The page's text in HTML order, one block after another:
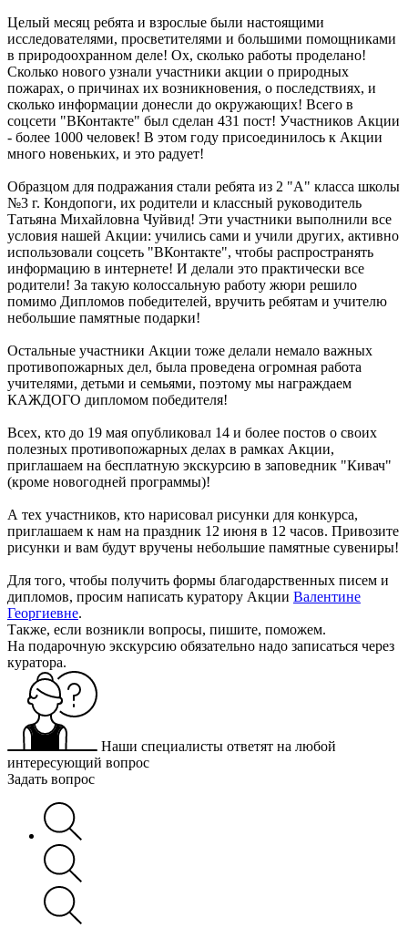
Целый месяц ребята и взрослые были настоящими
исследователями, просветителями и большими помощниками
в природоохранном деле! Ох, сколько работы проделано!
Сколько нового узнали участники акции о природных
пожарах, о причинах их возникновения, о последствиях, и
сколько информации донесли до окружающих! Всего в
соцсети "ВКонтакте" был сделан 431 пост! Участников Акции
- более 1000 человек! В этом году присоединилось к Акции
много новеньких, и это радует!
Образцом для подражания стали ребята из 2 "А" класса школы
№3 г. Кондопоги, их родители и классный руководитель
Татьяна Михайловна Чуйвид! Эти участники выполнили все
условия нашей Акции: учились сами и учили других, активно
использовали соцсеть "ВКонтакте", чтобы распространять
информацию в интернете! И делали это практически все
родители! За такую колоссальную работу жюри решило
помимо Дипломов победителей, вручить ребятам и учителю
небольшие памятные подарки!
Остальные участники Акции тоже делали немало важных
противопожарных дел, была проведена огромная работа
учителями, детьми и семьями, поэтому мы награждаем
КАЖДОГО дипломом победителя!
Всех, кто до 19 мая опубликовал 14 и более постов о своих
полезных противопожарных делах в рамках Акции,
приглашаем на бесплатную экскурсию в заповедник "Кивач"
(кроме новогодней программы)!
А тех участников, кто нарисовал рисунки для конкурса,
приглашаем к нам на праздник 12 июня в 12 часов. Привозите
рисунки и вам будут вручены небольшие памятные сувениры!
Для того, чтобы получить формы благодарственных писем и
дипломов, просим написать куратору Акции Валентине
Георгиевне.
Также, если возникли вопросы, пишите, поможем.
На подарочную экскурсию обязательно надо записаться через
куратора.
Наши специалисты ответят на любой
интересующий вопрос
Задать вопрос